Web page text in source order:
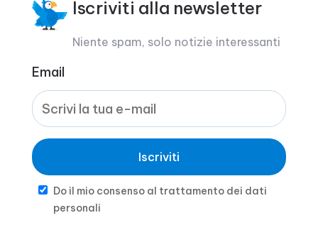
Iscriviti alla newsletter
Niente spam, solo notizie interessanti
Email
Iscriviti
Do il mio consenso al trattamento dei dati
personali